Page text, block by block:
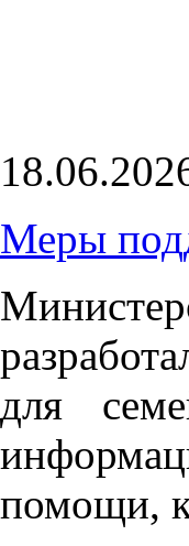
Меры
для
помощи,